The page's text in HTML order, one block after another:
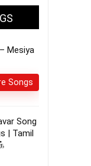
Mesiya
Songs
Song
| Tamil